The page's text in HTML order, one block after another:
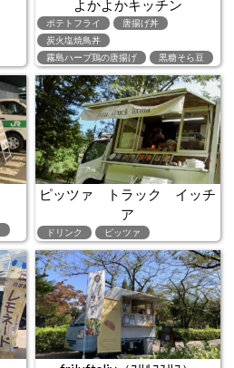
よかよかキッチン
ポテトフライ
唐揚げ丼
炭火塩焼鳥丼
霧島ハーブ鶏の唐揚げ
黒糖そら豆
ピッツァ トラック イッチ
ア
ドリンク ピッツァ